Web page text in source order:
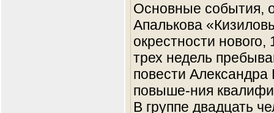
Основные события,
Апалькова
окрестности
трех недель
повести
повыше-ния
В группе двадцать